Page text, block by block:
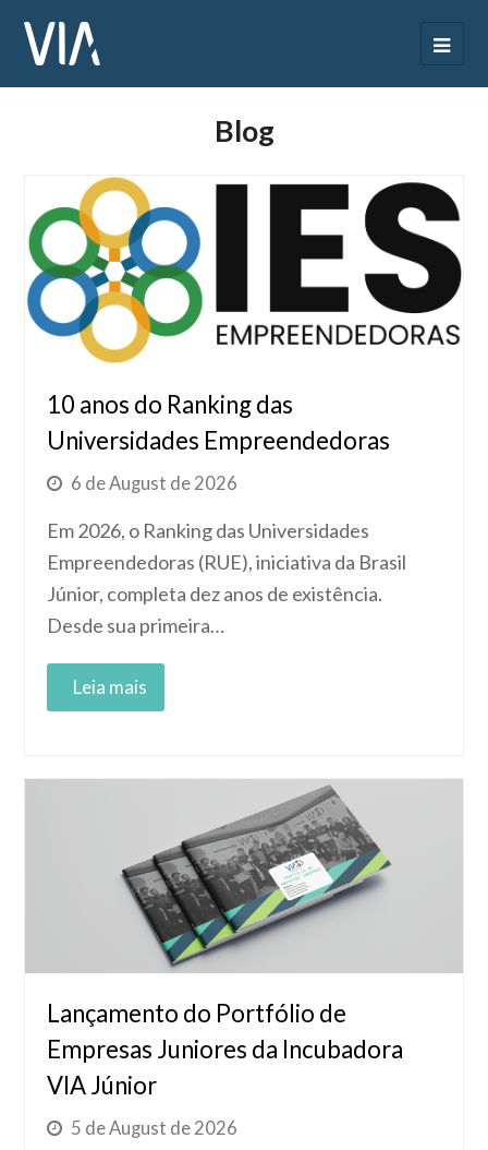
Blog
10 anos do Ranking das
Universidades Empreendedoras
6 de August de 2026
Em 2026, o Ranking das Universidades
Empreendedoras (RUE), iniciativa da Brasil
Júnior, completa dez anos de existência.
Desde sua primeira…
Lançamento do Portfólio de
Empresas Juniores da Incubadora
VIA Júnior
5 de August de 2026